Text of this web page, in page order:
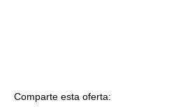
Comparte esta oferta: